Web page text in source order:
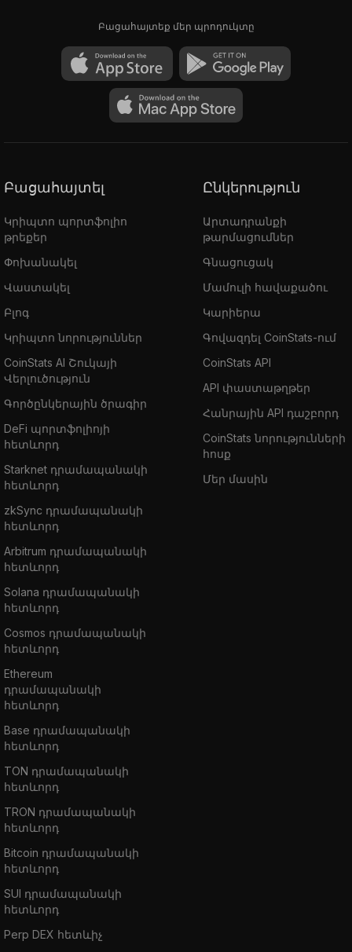
Բացահայտեք մեր պրոդուկտը
Բացահայտել
Կրիպտո պորտֆոլիո
թրեքեր
Փոխանակել
Վաստակել
Բլոգ
Կրիպտո նորություններ
CoinStats AI Շուկայի
Վերլուծություն
Գործընկերային ծրագիր
DeFi պորտֆոլիոյի
հետևորդ
Starknet դրամապանակի
հետևորդ
zkSync դրամապանակի
հետևորդ
Arbitrum դրամապանակի
հետևորդ
Solana դրամապանակի
հետևորդ
Cosmos դրամապանակի
հետևորդ
Ethereum
դրամապանակի
հետևորդ
Base դրամապանակի
հետևորդ
TON դրամապանակի
հետևորդ
TRON դրամապանակի
հետևորդ
Bitcoin դրամապանակի
հետևորդ
SUI դրամապանակի
հետևորդ
Perp DEX հետևիչ
Ընկերություն
Արտադրանքի
թարմացումներ
Գնացուցակ
Մամուլի հավաքածու
Կարիերա
Գովազդել CoinStats-ում
CoinStats API
API փաստաթղթեր
Հանրային API դաշբորդ
CoinStats նորությունների
հոսք
Մեր մասին